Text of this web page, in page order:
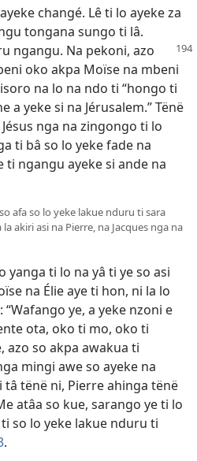
changé. Lê ti lo ayeke za
tongana sungo ti lâ.
ngangu. Na pekoni, azo
oko akpa Moïse na mbeni
na lo na ndo ti “hongo ti
a yeke si na Jérusalem.” Tënë
nga na zingongo ti lo
ti bâ so lo yeke fade na
ti ngangu ayeke si ande na
afa so lo yeke lakue nduru ti sara
akiri asi na Pierre, na Jacques nga na
yanga ti lo na yâ ti ye so asi
na Élie aye ti hon, ni la lo
ye, a yeke nzoni e
ota, oko ti mo, oko ti
azo so akpa awakua ti
mingi awe so ayeke na
tâ tënë ni, Pierre ahinga tënë
atâa so kue, sarango ye ti lo
so lo yeke lakue nduru ti
.